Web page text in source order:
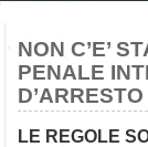
NON C’E’
PENALE
LE REGOLE